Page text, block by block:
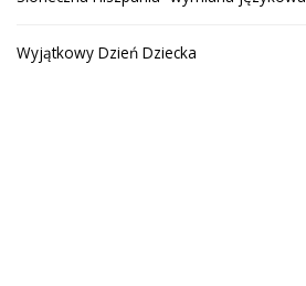
Wyjątkowy Dzień Dziecka